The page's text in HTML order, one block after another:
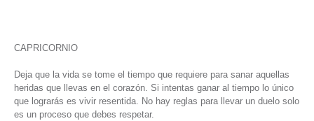
CAPRICORNIO
Deja que la vida se tome el tiempo que requiere para sanar aquellas
heridas que llevas en el corazón. Si intentas ganar al tiempo lo único
que lograrás es vivir resentida. No hay reglas para llevar un duelo solo
es un proceso que debes respetar.